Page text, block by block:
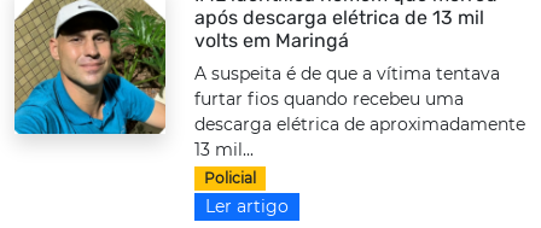
após descarga elétrica de 13 mil
volts em Maringá
A suspeita é de que a vítima tentava
furtar fios quando recebeu uma
descarga elétrica de aproximadamente
13 mil...
Policial
Ler artigo